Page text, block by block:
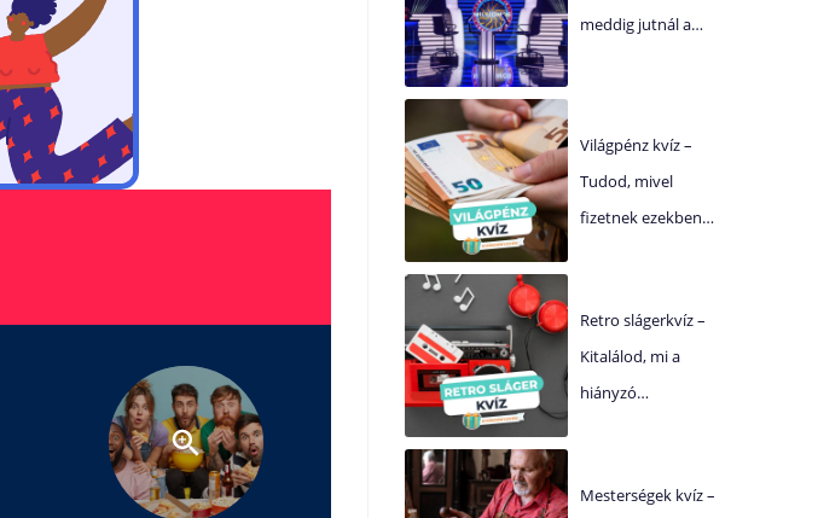
meddig jutnál a…
Világpénz kvíz –
Tudod, mivel
fizetnek ezekben…
Retro slágerkvíz –
Kitalálod, mi a
hiányzó…
Mesterségek kvíz –